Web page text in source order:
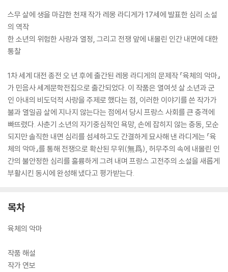
스무 살에 생을 마감한 천재 작가 레몽 라디게가 17세에 발표한 심리 소설
의 역작
한 소년의 위험한 사랑과 열정, 그리고 전쟁 앞에 내몰린 인간 내면에 대한
통찰
1차 세계 대전 종전 오 년 후에 출간된 레몽 라디게의 문제작 『육체의 악마』
가 민음사 세계문학전집으로 출간되었다. 이 작품은 열여섯 살 소년과 군
인 아내의 비도덕적 사랑을 주제로 했다는 점, 이러한 이야기를 쓴 작가가
불과 열일곱 살에 지나지 않는다는 점에서 당시 프랑스 사회를 큰 충격에
빠뜨렸다. 사춘기 소년의 자기중심적인 욕망, 손에 잡히지 않는 충동, 모순
되지만 솔직한 내면 심리를 섬세하고도 간결하게 묘사해 낸 라디게는 『육
체의 악마』를 통해 전쟁으로 확산된 무위(無爲), 허무주의 속에 내몰린 인
간의 불안정한 심리를 훌륭하게 그려 내며 프랑스 고전주의 소설을 새롭게
부활시킨 동시에 완성해 냈다고 평가받는다.
목차
육체의 악마
작품 해설
작가 연보